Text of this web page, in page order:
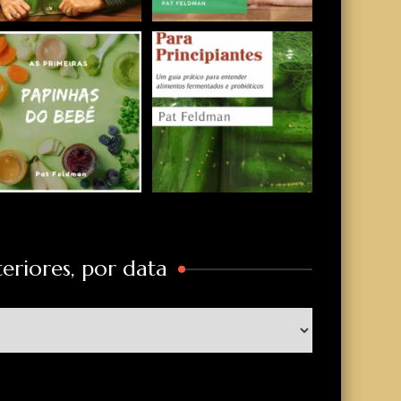
por data